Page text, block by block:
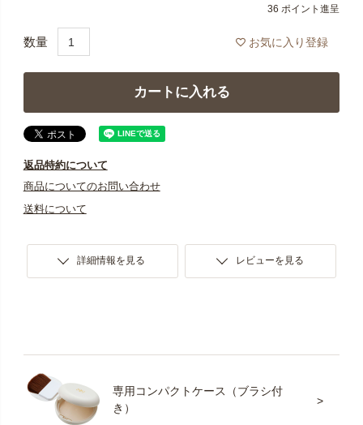
36 ポイント進呈
お気に入り登録
カートに入れる
返品特約について
商品についてのお問い合わせ
送料について
詳細情報を見る レビューを見る
専用コンパクトケース（ブラシ付
き）